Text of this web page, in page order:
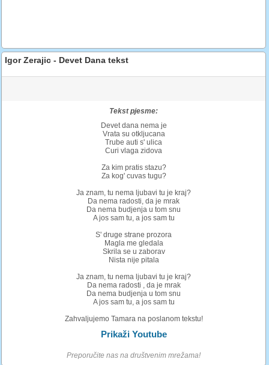
Igor Zerajic - Devet Dana tekst
Tekst pjesme:
Devet dana nema je
Vrata su otkljucana
Trube auti s' ulica
Curi vlaga zidova
Za kim pratis stazu?
Za kog' cuvas tugu?
Ja znam, tu nema ljubavi tu je kraj?
Da nema radosti, da je mrak
Da nema budjenja u tom snu
A jos sam tu, a jos sam tu
S' druge strane prozora
Magla me gledala
Skrila se u zaborav
Nista nije pitala
Ja znam, tu nema ljubavi tu je kraj?
Da nema radosti , da je mrak
Da nema budjenja u tom snu
A jos sam tu, a jos sam tu
Zahvaljujemo Tamara na poslanom tekstu!
Prikaži Youtube
Preporučite nas na društvenim mrežama!